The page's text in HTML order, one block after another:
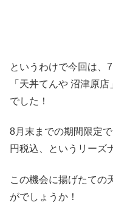
というわけで今回は、
「天丼てんや 沼津原
でした！
8月末までの期間限定
円税込、というリーズ
この機会に揚げたての
がでしょうか！